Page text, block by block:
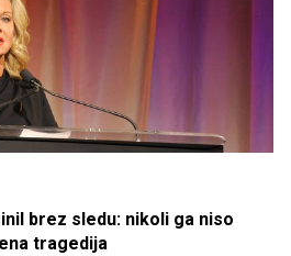
brez sledu: nikoli ga niso
tragedija